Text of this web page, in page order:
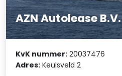
AZN Autolease B.V.
KvK nummer: 20037476
Adres: Keulsveld 2